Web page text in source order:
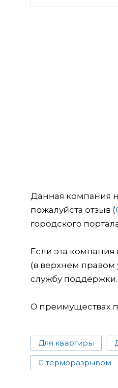
Данная компания
пожалуйста отзыв (
городского
Если эта
(в верхнем правом
службу поддержки.
О преимуществах
Для квартиры
С терморазрывом